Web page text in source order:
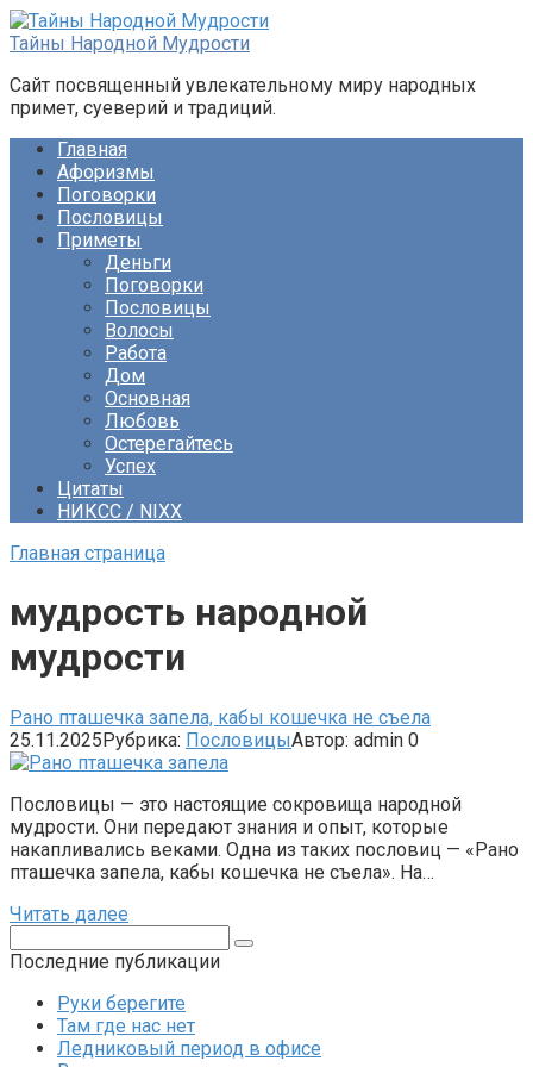
Перейти
к
Тайны Народной Мудрости
Сайт посвященный увлекательному миру народных
примет, суеверий и традиций.
Главная
Афоризмы
Поговорки
Пословицы
Приметы
Деньги
Поговорки
Пословицы
Волосы
Работа
Дом
Основная
Любовь
Остерегайтесь
Успех
Цитаты
НИКСС / NIXX
Главная страница
мудрость народной
мудрости
Рано пташечка запела, кабы кошечка не съела
25.11.2025Рубрика: ПословицыАвтор: admin 0
Пословицы — это настоящие сокровища народной
мудрости. Они передают знания и опыт, которые
накапливались веками. Одна из таких пословиц — «Рано
пташечка запела, кабы кошечка не съела». На…
Читать далее
Последние публикации
Руки берегите
Там где нас нет
Ледниковый период в офисе